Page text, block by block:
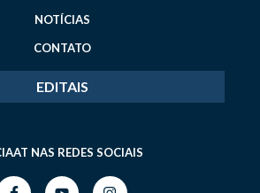
NOTÍCIAS
CONTATO
EDITAIS
NAS REDES SOCIAIS